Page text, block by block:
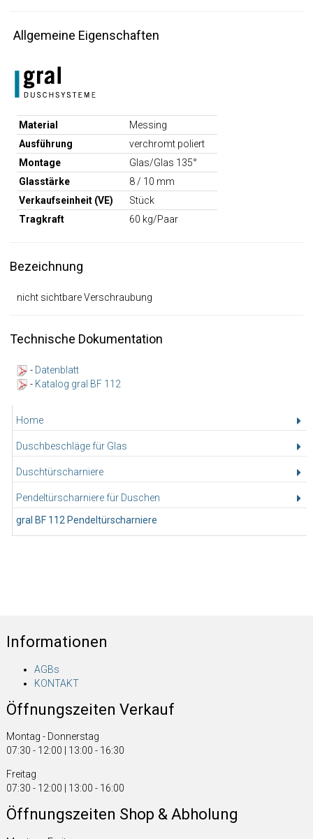
Home
Duschbeschläge für Glas
Duschtürscharniere
Pendeltürscharniere für Duschen
gral BF 112 Pendeltürscharniere
Allgemeine Eigenschaften
Material
Messing
Ausführung
verchromt poliert
Montage
Glas/Glas 135°
Glasstärke
8 / 10 mm
Verkaufseinheit (VE)
Stück
Tragkraft
60 kg/Paar
Bezeichnung
nicht sichtbare Verschraubung
Technische Dokumentation
- Datenblatt
- Katalog gral BF 112
Informationen
AGBs
KONTAKT
Öffnungszeiten Verkauf
Montag - Donnerstag
07:30 - 12:00 | 13:00 - 16:30
Freitag
07:30 - 12:00 | 13:00 - 16:00
Öffnungszeiten Shop & Abholung